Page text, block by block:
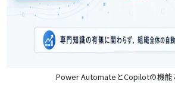
Power AutomateとCopilotの機能